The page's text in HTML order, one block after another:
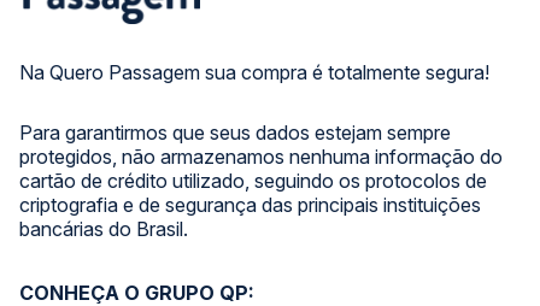
Na Quero Passagem sua compra é totalmente segura!
Para garantirmos que seus dados estejam sempre
protegidos, não armazenamos nenhuma informação do
cartão de crédito utilizado, seguindo os protocolos de
criptografia e de segurança das principais instituições
bancárias do Brasil.
CONHEÇA O GRUPO QP: